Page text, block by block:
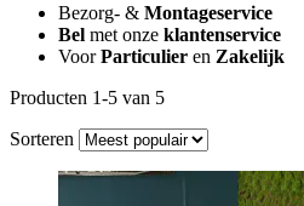
Bezorg- & Montageservice
Bel met onze klantenservice
VoorParticulier en Zakelijk
Producten 1-5 van 5
Sorteren